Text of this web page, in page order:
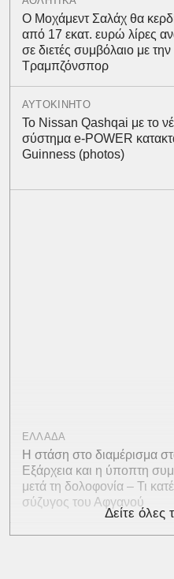
Ο Μοχάμεντ Σαλάχ θα
από 17 εκατ. ευρώ λίρες
σε διετές συμβόλαιο με την
Τραμπζόνσπορ
ΑΥΤΟΚΙΝΗΤΟ
Το Nissan Qashqai με το
σύστημα e-POWER
Guinness (photos)
ΕΛΛΑΔΑ
Η στάση στο διαμέρισμα
Εξάρχεια και η ύποπτη
μετά τη δολοφονία – Τι
σύζυγος του Αφγανού
Δείτε όλες